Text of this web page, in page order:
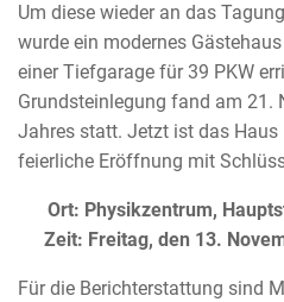
Um diese wieder an das
wurde ein modernes
einer Tiefgarage für 39 PKW
Grundsteinlegung fand am 21.
Jahres statt. Jetzt ist das
feierliche Eröffnung mit
Ort: Physikzentrum,
Zeit: Freitag, den 13.
Für die Berichterstattung sind